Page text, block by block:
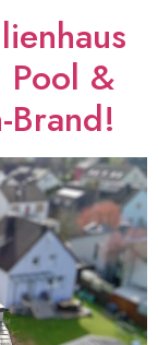
Pool &
Brand!